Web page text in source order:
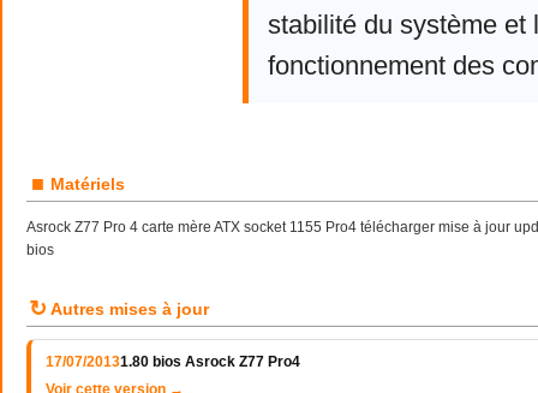
stabilité du système et
fonctionnement des
■ Matériels
Asrock Z77 Pro 4 carte mère ATX socket 1155 Pro4 télécharger mise à jour
bios
↻ Autres mises à jour
17/07/20131.80 bios Asrock Z77 Pro4
Voir cette version →